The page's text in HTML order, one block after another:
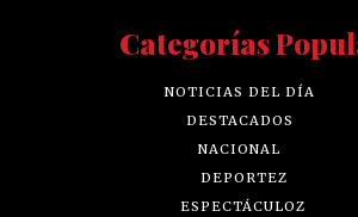
Categorías
NOTICIAS DEL DÍA
DESTACADOS
NACIONAL
DEPORTEZ
ESPECTÁCULOZ